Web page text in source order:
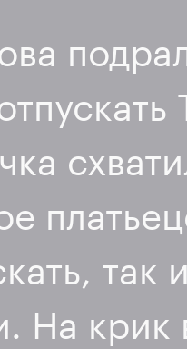
так
На крик